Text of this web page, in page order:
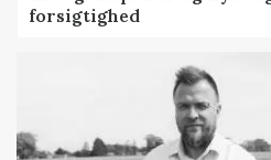
forsigtighed